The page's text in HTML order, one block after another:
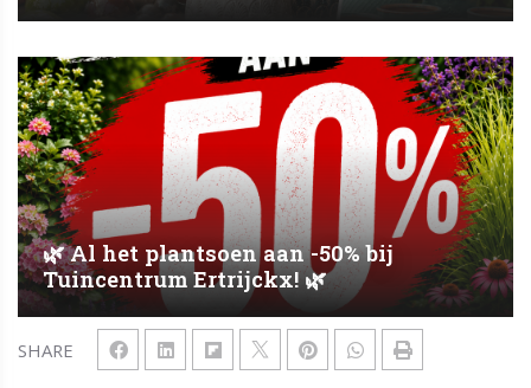
SHARE
🌿 Al het plantsoen aan -50% bij
Tuincentrum Ertrijckx! 🌿